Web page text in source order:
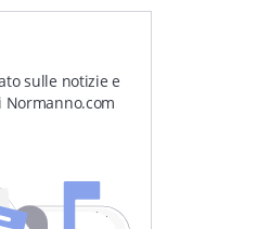
sulle notizie e